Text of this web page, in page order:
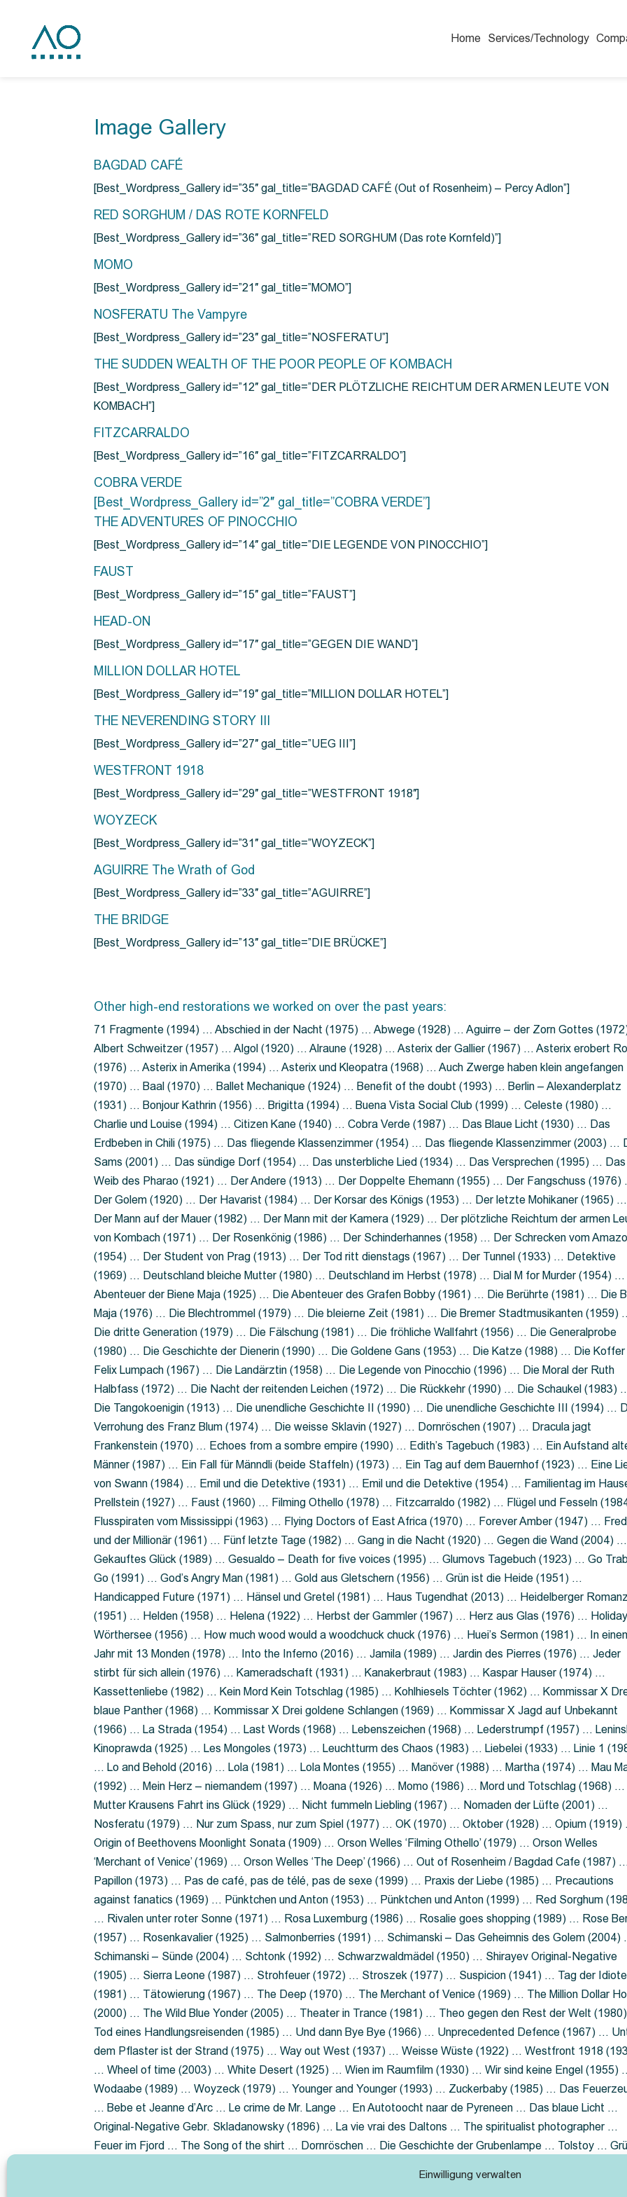
Einwilligung verwalten
Home Services/Technology
Image Gallery
BAGDAD CAFÉ
[Best_Wordpress_Gallery id=”35″ gal_title=”BAGDAD CAFÉ (Out of Rosenheim) – Percy Adlon”]
RED SORGHUM / DAS ROTE KORNFELD
[Best_Wordpress_Gallery id=”36″ gal_title=”RED SORGHUM (Das rote Kornfeld)”]
MOMO
[Best_Wordpress_Gallery id=”21″ gal_title=”MOMO”]
NOSFERATU The Vampyre
[Best_Wordpress_Gallery id=”23″ gal_title=”NOSFERATU”]
THE SUDDEN WEALTH OF THE POOR PEOPLE OF KOMBACH
[Best_Wordpress_Gallery id=”12″ gal_title=”DER PLÖTZLICHE REICHTUM DER ARMEN LEUTE VON
KOMBACH”]
FITZCARRALDO
[Best_Wordpress_Gallery id=”16″ gal_title=”FITZCARRALDO”]
COBRA VERDE
[Best_Wordpress_Gallery id=”2″ gal_title=”COBRA VERDE”]
THE ADVENTURES OF PINOCCHIO
[Best_Wordpress_Gallery id=”14″ gal_title=”DIE LEGENDE VON PINOCCHIO”]
FAUST
[Best_Wordpress_Gallery id=”15″ gal_title=”FAUST”]
HEAD-ON
[Best_Wordpress_Gallery id=”17″ gal_title=”GEGEN DIE WAND”]
MILLION DOLLAR HOTEL
[Best_Wordpress_Gallery id=”19″ gal_title=”MILLION DOLLAR HOTEL”]
THE NEVERENDING STORY III
[Best_Wordpress_Gallery id=”27″ gal_title=”UEG III”]
WESTFRONT 1918
[Best_Wordpress_Gallery id=”29″ gal_title=”WESTFRONT 1918″]
WOYZECK
[Best_Wordpress_Gallery id=”31″ gal_title=”WOYZECK”]
AGUIRRE The Wrath of God
[Best_Wordpress_Gallery id=”33″ gal_title=”AGUIRRE”]
THE BRIDGE
[Best_Wordpress_Gallery id=”13″ gal_title=”DIE BRÜCKE”]
Other high-end restorations we worked on over the past years:
71 Fragmente (1994) … Abschied in der Nacht (1975) … Abwege (1928) … Aguirre – der Zorn Gottes
Albert Schweitzer (1957) … Algol (1920) … Alraune (1928) … Asterix der Gallier (1967) … Asterix erobert
(1976) … Asterix in Amerika (1994) … Asterix und Kleopatra (1968) … Auch Zwerge haben klein angefangen
(1970) … Baal (1970) … Ballet Mechanique (1924) … Benefit of the doubt (1993) … Berlin – Alexanderplatz
(1931) … Bonjour Kathrin (1956) … Brigitta (1994) … Buena Vista Social Club (1999) … Celeste (1980) …
Charlie und Louise (1994) … Citizen Kane (1940) … Cobra Verde (1987) … Das Blaue Licht (1930) … Das
Erdbeben in Chili (1975) … Das fliegende Klassenzimmer (1954) … Das fliegende Klassenzimmer (2003) …
Sams (2001) … Das sündige Dorf (1954) … Das unsterbliche Lied (1934) … Das Versprechen (1995) … Das
Weib des Pharao (1921) … Der Andere (1913) … Der Doppelte Ehemann (1955) … Der Fangschuss (1976)
Der Golem (1920) … Der Havarist (1984) … Der Korsar des Königs (1953) … Der letzte Mohikaner (1965) …
Der Mann auf der Mauer (1982) … Der Mann mit der Kamera (1929) … Der plötzliche Reichtum der armen
von Kombach (1971) … Der Rosenkönig (1986) … Der Schinderhannes (1958) … Der Schrecken vom
(1954) … Der Student von Prag (1913) … Der Tod ritt dienstags (1967) … Der Tunnel (1933) … Detektive
(1969) … Deutschland bleiche Mutter (1980) … Deutschland im Herbst (1978) … Dial M for Murder (1954) …
Abenteuer der Biene Maja (1925) … Die Abenteuer des Grafen Bobby (1961) … Die Berührte (1981) … Die
Maja (1976) … Die Blechtrommel (1979) … Die bleierne Zeit (1981) … Die Bremer Stadtmusikanten (1959)
Die dritte Generation (1979) … Die Fälschung (1981) … Die fröhliche Wallfahrt (1956) … Die Generalprobe
(1980) … Die Geschichte der Dienerin (1990) … Die Goldene Gans (1953) … Die Katze (1988) … Die Koffer
Felix Lumpach (1967) … Die Landärztin (1958) … Die Legende von Pinocchio (1996) … Die Moral der Ruth
Halbfass (1972) … Die Nacht der reitenden Leichen (1972) … Die Rückkehr (1990) … Die Schaukel (1983)
Die Tangokoenigin (1913) … Die unendliche Geschichte II (1990) … Die unendliche Geschichte III (1994) …
Verrohung des Franz Blum (1974) … Die weisse Sklavin (1927) … Dornröschen (1907) … Dracula jagt
Frankenstein (1970) … Echoes from a sombre empire (1990) … Edith’s Tagebuch (1983) … Ein Aufstand
Männer (1987) … Ein Fall für Männdli (beide Staffeln) (1973) … Ein Tag auf dem Bauernhof (1923) … Eine
von Swann (1984) … Emil und die Detektive (1931) … Emil und die Detektive (1954) … Familientag im
Prellstein (1927) … Faust (1960) … Filming Othello (1978) … Fitzcarraldo (1982) … Flügel und Fesseln
Flusspiraten vom Mississippi (1963) … Flying Doctors of East Africa (1970) … Forever Amber (1947) …
und der Millionär (1961) … Fünf letzte Tage (1982) … Gang in die Nacht (1920) … Gegen die Wand (2004) …
Gekauftes Glück (1989) … Gesualdo – Death for five voices (1995) … Glumovs Tagebuch (1923) … Go
Go (1991) … God’s Angry Man (1981) … Gold aus Gletschern (1956) … Grün ist die Heide (1951) …
Handicapped Future (1971) … Hänsel und Gretel (1981) … Haus Tugendhat (2013) … Heidelberger
(1951) … Helden (1958) … Helena (1922) … Herbst der Gammler (1967) … Herz aus Glas (1976) …
Wörthersee (1956) … How much wood would a woodchuck chuck (1976) … Huei’s Sermon (1981) … In
Jahr mit 13 Monden (1978) … Into the Inferno (2016) … Jamila (1989) … Jardin des Pierres (1976) … Jeder
stirbt für sich allein (1976) … Kameradschaft (1931) … Kanakerbraut (1983) … Kaspar Hauser (1974) …
Kassettenliebe (1982) … Kein Mord Kein Totschlag (1985) … Kohlhiesels Töchter (1962) … Kommissar X
blaue Panther (1968) … Kommissar X Drei goldene Schlangen (1969) … Kommissar X Jagd auf Unbekannt
(1966) … La Strada (1954) … Last Words (1968) … Lebenszeichen (1968) … Lederstrumpf (1957) …
Kinoprawda (1925) … Les Mongoles (1973) … Leuchtturm des Chaos (1983) … Liebelei (1933) … Linie 1
… Lo and Behold (2016) … Lola (1981) … Lola Montes (1955) … Manöver (1988) … Martha (1974) … Mau
(1992) … Mein Herz – niemandem (1997) … Moana (1926) … Momo (1986) … Mord und Totschlag (1968) …
Mutter Krausens Fahrt ins Glück (1929) … Nicht fummeln Liebling (1967) … Nomaden der Lüfte (2001) …
Nosferatu (1979) … Nur zum Spass, nur zum Spiel (1977) … OK (1970) … Oktober (1928) … Opium (1919)
Origin of Beethovens Moonlight Sonata (1909) … Orson Welles ‘Filming Othello’ (1979) … Orson Welles
‘Merchant of Venice’ (1969) … Orson Welles ‘The Deep’ (1966) … Out of Rosenheim / Bagdad Cafe (1987) …
Papillon (1973) … Pas de café, pas de télé, pas de sexe (1999) … Praxis der Liebe (1985) … Precautions
against fanatics (1969) … Pünktchen und Anton (1953) … Pünktchen und Anton (1999) … Red Sorghum
… Rivalen unter roter Sonne (1971) … Rosa Luxemburg (1986) … Rosalie goes shopping (1989) … Rose
(1957) … Rosenkavalier (1925) … Salmonberries (1991) … Schimanski – Das Geheimnis des Golem (2004)
Schimanski – Sünde (2004) … Schtonk (1992) … Schwarzwaldmädel (1950) … Shirayev Original-Negative
(1905) … Sierra Leone (1987) … Strohfeuer (1972) … Stroszek (1977) … Suspicion (1941) … Tag der
(1981) … Tätowierung (1967) … The Deep (1970) … The Merchant of Venice (1969) … The Million Dollar
(2000) … The Wild Blue Yonder (2005) … Theater in Trance (1981) … Theo gegen den Rest der Welt
Tod eines Handlungsreisenden (1985) … Und dann Bye Bye (1966) … Unprecedented Defence (1967) …
dem Pflaster ist der Strand (1975) … Way out West (1937) … Weisse Wüste (1922) … Westfront 1918
… Wheel of time (2003) … White Desert (1925) … Wien im Raumfilm (1930) … Wir sind keine Engel (1955)
Wodaabe (1989) … Woyzeck (1979) … Younger and Younger (1993) … Zuckerbaby (1985) … Das
… Bebe et Jeanne d’Arc … Le crime de Mr. Lange … En Autotoocht naar de Pyreneen … Das blaue Licht …
Original-Negative Gebr. Skladanowsky (1896) … La vie vrai des Daltons … The spiritualist photographer …
Feuer im Fjord … The Song of the shirt … Dornröschen … Die Geschichte der Grubenlampe … Tolstoy …